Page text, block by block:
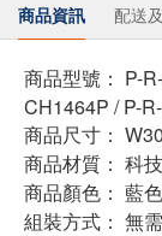
商品資訊 配送
商品型號： P-
CH1464P / P-
商品尺寸：
商品材質： 科
商品顏色： 藍
組裝方式： 無